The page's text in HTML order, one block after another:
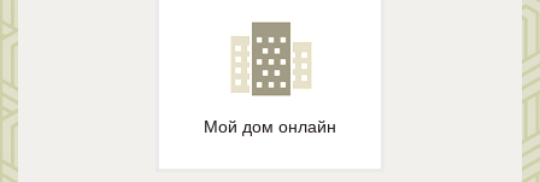
Мой дом онлайн